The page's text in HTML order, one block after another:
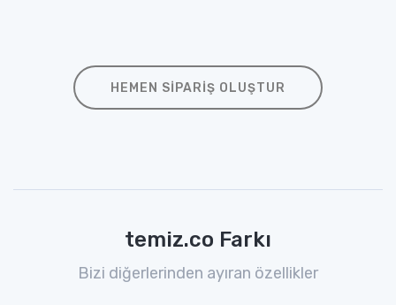
HEMEN SIPARIŞ OLUŞTUR
temiz.co Farkı
Bizi diğerlerinden ayıran özellikler